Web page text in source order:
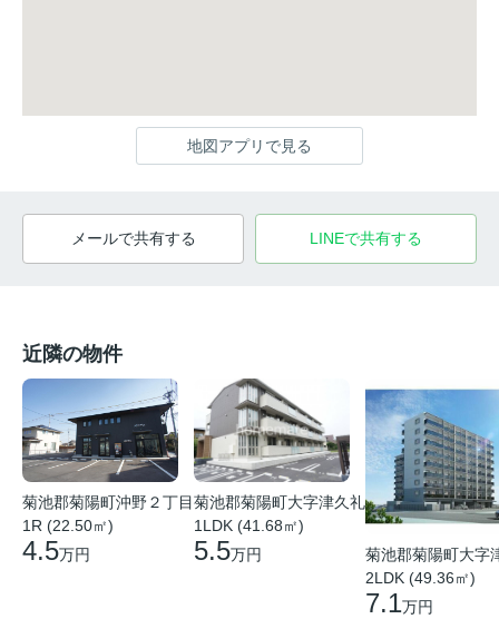
地図アプリで見る
メールで共有する LINEで共有する
近隣の物件
菊池郡菊陽町沖野２丁目
1R (22.50㎡)
4.5万円
菊池郡菊陽町大字津久礼
1LDK (41.68㎡)
5.5万円
菊池郡菊陽町大字
2LDK (49.36㎡)
7.1万円